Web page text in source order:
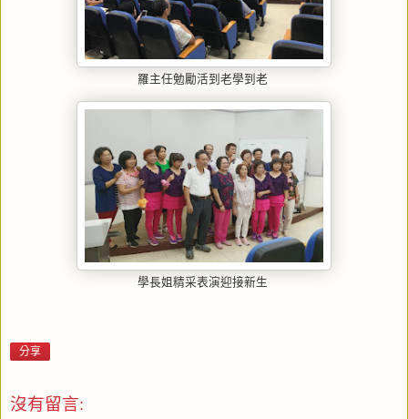
羅主任勉勵活到老學到老
學長姐精采表演迎接新生
分享
沒有留言: